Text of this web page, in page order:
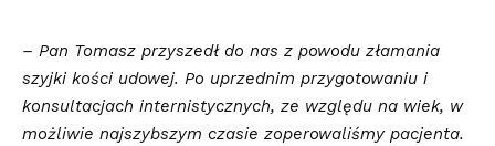
– Pan Tomasz przyszedł do nas z powodu złamania
szyjki kości udowej. Po uprzednim przygotowaniu i
konsultacjach internistycznych, ze względu na wiek, w
możliwie najszybszym czasie zoperowaliśmy pacjenta.